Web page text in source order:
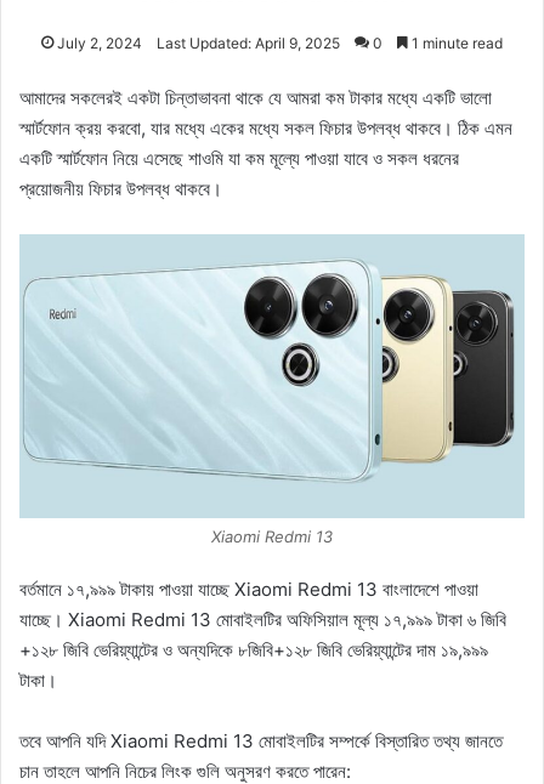
July 2, 2024 Last Updated: April 9, 2025 0 1 minute read
আমাদের সকলেরই একটা চিন্তাভাবনা থাকে যে আমরা কম টাকার মধ্যে একটি ভালো
স্মার্টফোন ক্রয় করবো, যার মধ্যে একের মধ্যে সকল ফিচার উপলব্ধ থাকবে। ঠিক এমন
একটি স্মার্টফোন নিয়ে এসেছে শাওমি যা কম মূল্যে পাওয়া যাবে ও সকল ধরনের
প্রয়োজনীয় ফিচার উপলব্ধ থাকবে।
Xiaomi Redmi 13
বর্তমানে ১৭,৯৯৯ টাকায় পাওয়া যাচ্ছে Xiaomi Redmi 13 বাংলাদেশে পাওয়া
যাচ্ছে। Xiaomi Redmi 13 মোবাইলটির অফিসিয়াল মূল্য ১৭,৯৯৯ টাকা ৬ জিবি
+১২৮ জিবি ভেরিয়্যান্টের ও অন্যদিকে ৮জিবি+১২৮ জিবি ভেরিয়্যান্টের দাম ১৯,৯৯৯
টাকা।
তবে আপনি যদি Xiaomi Redmi 13 মোবাইলটির সম্পর্কে বিস্তারিত তথ্য জানতে
চান তাহলে আপনি নিচের লিংক গুলি অনুসরণ করতে পারেন: